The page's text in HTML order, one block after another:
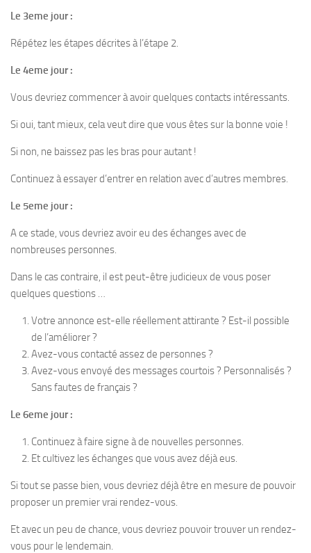
Le 3eme jour :
Répétez les étapes décrites à l’étape 2.
Le 4eme jour :
Vous devriez commencer à avoir quelques contacts intéressants.
Si oui, tant mieux, cela veut dire que vous êtes sur la bonne voie !
Si non, ne baissez pas les bras pour autant !
Continuez à essayer d’entrer en relation avec d’autres membres.
Le 5eme jour :
A ce stade, vous devriez avoir eu des échanges avec de
nombreuses personnes.
Dans le cas contraire, il est peut-être judicieux de vous poser
quelques questions …
Votre annonce est-elle réellement attirante ? Est-il possible
de l’améliorer ?
Avez-vous contacté assez de personnes ?
Avez-vous envoyé des messages courtois ? Personnalisés ?
Sans fautes de français ?
Le 6eme jour :
Continuez à faire signe à de nouvelles personnes.
Et cultivez les échanges que vous avez déjà eus.
Si tout se passe bien, vous devriez déjà être en mesure de pouvoir
proposer un premier vrai rendez-vous.
Et avec un peu de chance, vous devriez pouvoir trouver un rendez-
vous pour le lendemain.